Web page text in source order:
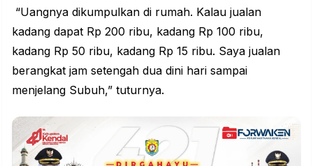
“Uangnya dikumpulkan di rumah. Kalau jualan
kadang dapat Rp 200 ribu, kadang Rp 100 ribu,
kadang Rp 50 ribu, kadang Rp 15 ribu. Saya jualan
berangkat jam setengah dua dini hari sampai
menjelang Subuh,” tuturnya.